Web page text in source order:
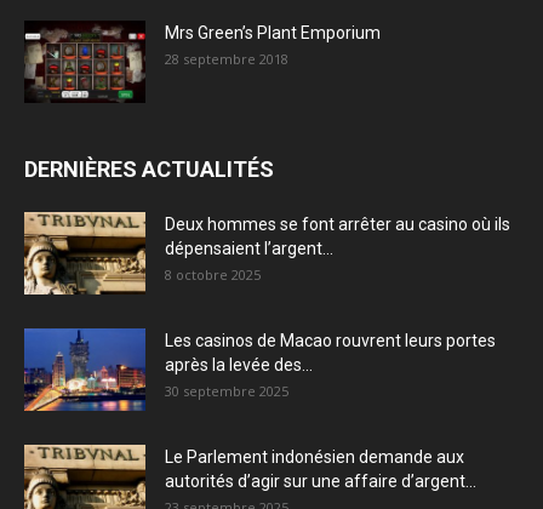
Mrs Green’s Plant Emporium
28 septembre 2018
DERNIÈRES ACTUALITÉS
Deux hommes se font arrêter au casino où ils
dépensaient l’argent...
8 octobre 2025
Les casinos de Macao rouvrent leurs portes
après la levée des...
30 septembre 2025
Le Parlement indonésien demande aux
autorités d’agir sur une affaire d’argent...